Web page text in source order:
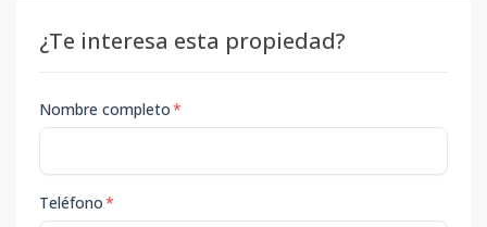
¿Te interesa esta propiedad?
Nombre completo*
Teléfono*